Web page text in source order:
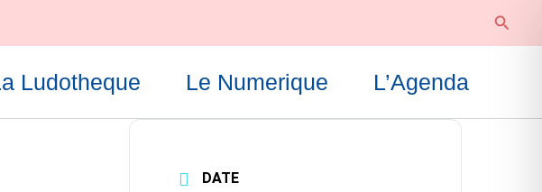
Ludotheque Le Numerique L’Agenda
DATE